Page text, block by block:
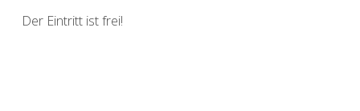
Der Eintritt ist frei!